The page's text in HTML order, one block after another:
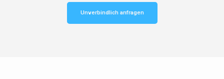
Unverbindlich anfragen